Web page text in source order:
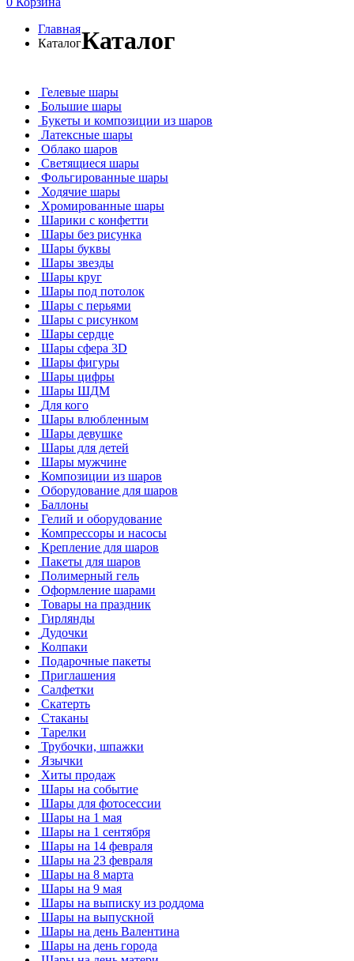
Главная
КаталогКаталог
Гелевые шары
Большие шары
Букеты и композиции из шаров
Латексные шары
Облако шаров
Светящиеся шары
Фольгированные шары
Ходячие шары
Хромированные шары
Шарики с конфетти
Шары без рисунка
Шары буквы
Шары звезды
Шары круг
Шары под потолок
Шары с перьями
Шары с рисунком
Шары сердце
Шары сфера 3D
Шары фигуры
Шары цифры
Шары ШДМ
Для кого
Шары влюбленным
Шары девушке
Шары для детей
Шары мужчине
Композиции из шаров
Оборудование для шаров
Баллоны
Гелий и оборудование
Компрессоры и насосы
Крепление для шаров
Пакеты для шаров
Полимерный гель
Оформление шарами
Товары на праздник
Гирлянды
Дудочки
Колпаки
Подарочные пакеты
Приглашения
Салфетки
Скатерть
Стаканы
Тарелки
Трубочки, шпажки
Язычки
Хиты продаж
Шары на событие
Шары для фотосессии
Шары на 1 мая
Шары на 1 сентября
Шары на 14 февраля
Шары на 23 февраля
Шары на 8 марта
Шары на 9 мая
Шары на выписку из роддома
Шары на выпускной
Шары на день Валентина
Шары на день города